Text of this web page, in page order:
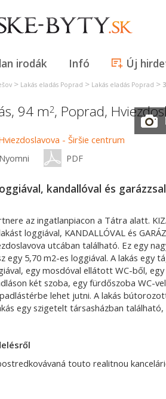
irodák Infó Új
> Lakás eladás Poprad > Lakás eladás Poprad >
94 m2, Poprad,
Nyomni PDF
kandallóval és
az ingatlanpiacon a Tátra alatt.
loggiával, KANDALLÓVAL és
utcában található. Ez egy
egy 5,70 m2-es loggiával. A lakás egy
egy mosdóval ellátott WC-ből,
két szoba, egy fürdőszoba WC-
lehet jutni. A lakás
egy szigetelt társasházban található,
touto realitnou